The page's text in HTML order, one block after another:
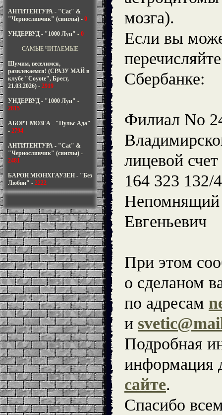
АНТИТЕНТУРА - "Cat" &
"Черносливчик" (синглы) - 0
УНДЕРВУД - "1000 Лун" - 0
САМЫЕ ЧИТАЕМЫЕ
Шумим, веселимся,
развлекаемся! (СРАЗУ МАЙ в
клубе "Coyote", Брест,
21.03.2026) - 2919
УНДЕРВУД - "1000 Лун" -
2815
АБОРТ МОЗГА - "Пульс Ада"
- 2794
АНТИТЕНТУРА - "Cat" &
"Черносливчик" (синглы) -
2481
БАРОН МЮНХГАУЗЕН - "Без
Любви" - 2222
мозга).
Если вы
Сбербанке:
Филиал No
лицевой
164 323 132/
Непомнящий
Евгеньевич
При этом
о сделаном
по адресам
и
Подробная
информация
сайте.
Спасибо